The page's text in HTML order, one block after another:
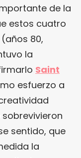
de la
estos cuatro
80,
la
Saint
esfuerzo a
sentido, que
la